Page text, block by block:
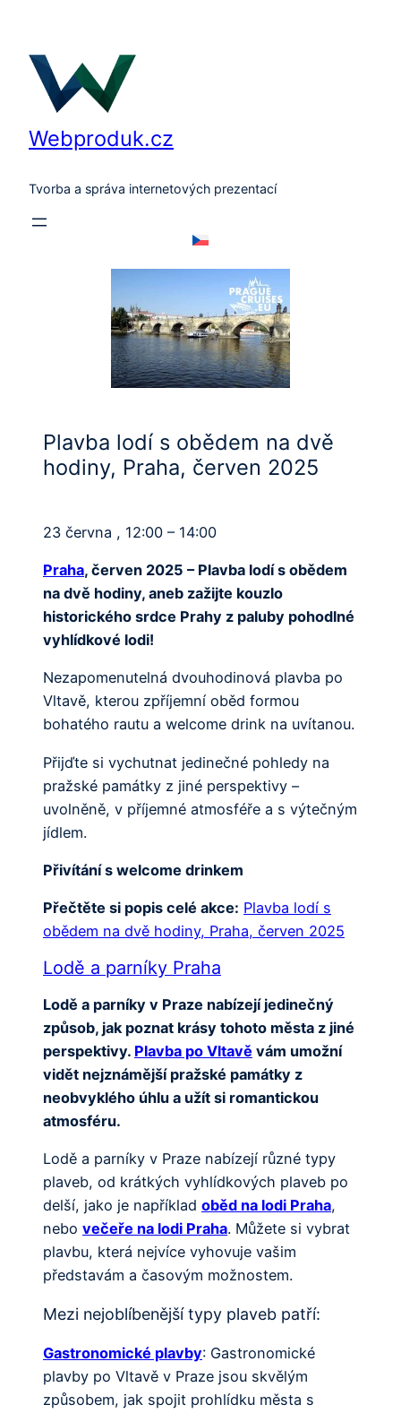
obsah
Webproduk.cz
Tvorba a správa internetových prezentací
Plavba lodí s obědem na dvě
hodiny, Praha, červen 2025
23 června , 12:00 – 14:00
Praha, červen 2025 – Plavba lodí s obědem
na dvě hodiny, aneb zažijte kouzlo
historického srdce Prahy z paluby pohodlné
vyhlídkové lodi!
Nezapomenutelná dvouhodinová plavba po
Vltavě, kterou zpříjemní oběd formou
bohatého rautu a welcome drink na uvítanou.
Přijďte si vychutnat jedinečné pohledy na
pražské památky z jiné perspektivy –
uvolněně, v příjemné atmosféře a s výtečným
jídlem.
Přivítání s welcome drinkem
Přečtěte si popis celé akce: Plavba lodí s
obědem na dvě hodiny, Praha, červen 2025
Lodě a parníky Praha
Lodě a parníky v Praze nabízejí jedinečný
způsob, jak poznat krásy tohoto města z jiné
perspektivy. Plavba po Vltavě vám umožní
vidět nejznámější pražské památky z
neobvyklého úhlu a užít si romantickou
atmosféru.
Lodě a parníky v Praze nabízejí různé typy
plaveb, od krátkých vyhlídkových plaveb po
delší, jako je například oběd na lodi Praha,
nebo večeře na lodi Praha. Můžete si vybrat
plavbu, která nejvíce vyhovuje vašim
představám a časovým možnostem.
Mezi nejoblíbenější typy plaveb patří:
Gastronomické plavby: Gastronomické
plavby po Vltavě v Praze jsou skvělým
způsobem, jak spojit prohlídku města s